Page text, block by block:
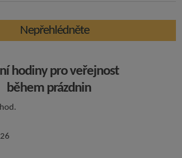
Nepřehlédněte
hodiny pro veřejnost
během prázdnin